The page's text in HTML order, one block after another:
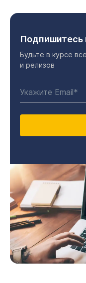
Подпишитесь
Будьте в курсе
и релизов